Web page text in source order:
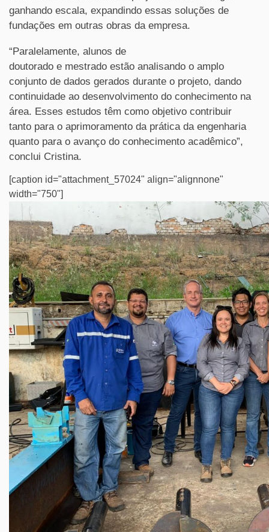
ganhando escala, expandindo essas soluções de
fundações em outras obras da empresa.
“Paralelamente, alunos de
doutorado e mestrado estão analisando o amplo
conjunto de dados gerados durante o projeto, dando
continuidade ao desenvolvimento do conhecimento na
área. Esses estudos têm como objetivo contribuir
tanto para o aprimoramento da prática da engenharia
quanto para o avanço do conhecimento acadêmico”,
conclui Cristina.
[caption id="attachment_57024" align="alignnone"
width="750"]